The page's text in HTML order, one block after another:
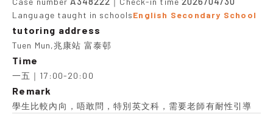
Language taught in schoolsEnglish Secondary School
tutoring address
Tuen Mun,兆康站 富泰邨
Time
一五｜17:00-20:00
Remark
學生比較內向，唔敢問，特別英文科，需要老師有耐性引導